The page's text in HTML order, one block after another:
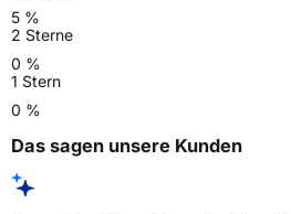
5 %
2 Sterne
0 %
1 Stern
0 %
Das sagen unsere Kunden